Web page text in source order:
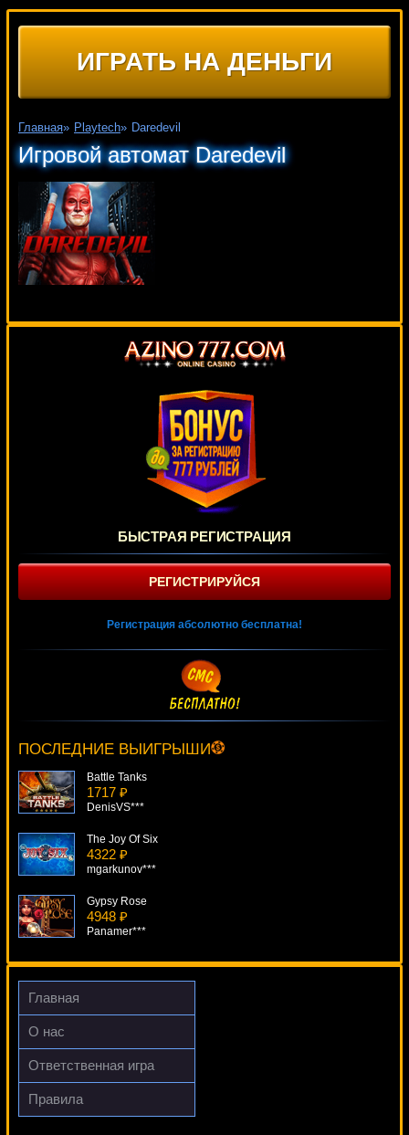
ИГРАТЬ НА ДЕНЬГИ
Главная» Playtech» Daredevil
Игровой автомат Daredevil
БЫСТРАЯ РЕГИСТРАЦИЯ
РЕГИСТРИРУЙСЯ
Регистрация абсолютно бесплатна!
ПОСЛЕДНИЕ ВЫИГРЫШИ
beautif***
Battle Tanks
1717 ₽
DenisVS***
The Joy Of Six
4322 ₽
mgarkunov***
Gypsy Rose
4948 ₽
Panamer***
The Love Boat
2706 ₽
mgarkunov***
Главная
О нас
Ответственная игра
Правила
Miss Fortune